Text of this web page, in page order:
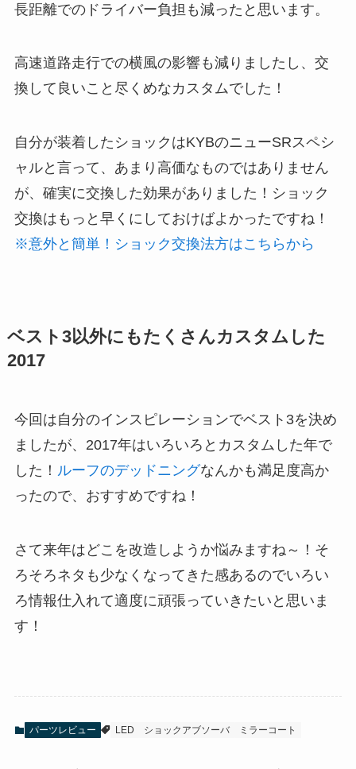
長距離でのドライバー負担も減ったと思います。
高速道路走行での横風の影響も減りましたし、交
換して良いこと尽くめなカスタムでした！
自分が装着したショックはKYBのニューSRスペシ
ャルと言って、あまり高価なものではありません
が、確実に交換した効果がありました！ショック
交換はもっと早くにしておけばよかったですね！
※意外と簡単！ショック交換法方はこちらから
ベスト3以外にもたくさんカスタムした
2017
今回は自分のインスピレーションでベスト3を決め
ましたが、2017年はいろいろとカスタムした年で
した！ ルーフのデッドニングなんかも満足度高か
ったので、おすすめですね！
さて来年はどこを改造しようか悩みますね～！そ
ろそろネタも少なくなってきた感あるのでいろい
ろ情報仕入れて適度に頑張っていきたいと思いま
す！
パーツレビュー LED ショックアブソーバ ミラーコート